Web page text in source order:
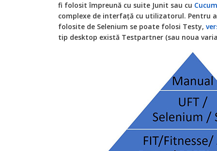
fi folosit împreună cu suite Junit sau cu
complexe de interfață cu utilizatorul. Pentru
folosite de Selenium se poate folosi Testy,
tip desktop există Testpartner (sau noua